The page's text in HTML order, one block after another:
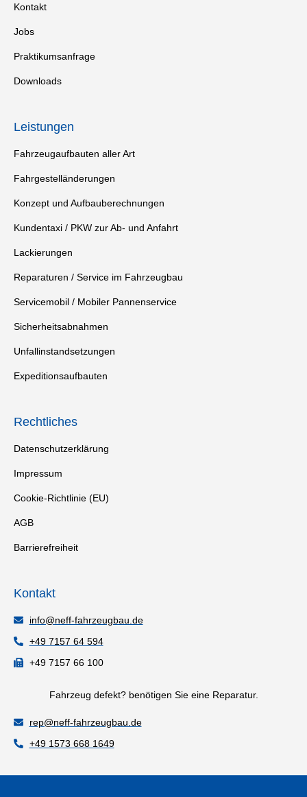
Kontakt
Jobs
Praktikumsanfrage
Downloads
Leistungen
Fahrzeugaufbauten aller Art
Fahrgestelländerungen
Konzept und Aufbauberechnungen
Kundentaxi / PKW zur Ab- und Anfahrt
Lackierungen
Reparaturen / Service im Fahrzeugbau
Servicemobil / Mobiler Pannenservice
Sicherheitsabnahmen
Unfallinstandsetzungen
Expeditionsaufbauten
Rechtliches
Datenschutzerklärung
Impressum
Cookie-Richtlinie (EU)
AGB
Barrierefreiheit
Kontakt
info@neff-fahrzeugbau.de
+49 7157 64 594
+49 7157 66 100
Fahrzeug defekt?benötigen Sie eine Reparatur.
rep@neff-fahrzeugbau.de
+49 1573 668 1649